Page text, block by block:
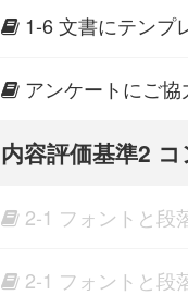
1-6 文書にテンプ
アンケートにご協
内容評価基準2
2-1 フォントと
2-1 フォントと